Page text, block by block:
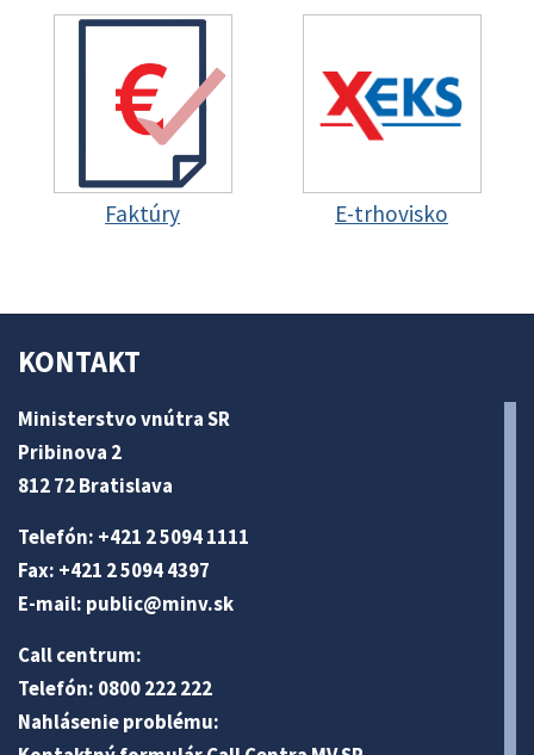
Faktúry E-trhovisko
KONTAKT
Ministerstvo vnútra SR
Pribinova 2
812 72 Bratislava
Telefón: +421 2 5094 1111
Fax: +421 2 5094 4397
E-mail: public@minv.sk
Call centrum:
Telefón: 0800 222 222
Nahlásenie problému: